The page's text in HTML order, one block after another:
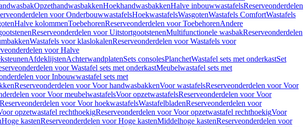
OpzethandwasbakkenHoekhandwasbakkenHalve inbouwwastafelsReserveonderdelen
voor OnderbouwwastafelsHoekwastafelsWasgotenWastafels ComfortWastafels
Halve kolommenToebehorenReserveonderdelen voor ToebehorenAndere
Reserveonderdelen voor UitstortgootstenenMultifunctionele wasbakReserveonderdelen
Wastafels voor klaslokalenReserveonderdelen voor Wastafels voor
voor Halve
AfdeklijstenAchterwandplatenSets consolesPlanchetWastafel sets met onderkastSet
voor Wastafel sets met onderkastMeubelwastafel sets met
voor Inbouwwastafel sets met
Reserveonderdelen voor Voor handwasbakkenVoor wastafelsReserveonderdelen voor Voor
voor Voor meubelwastafelsVoor opzetwastafelsReserveonderdelen voor Voor
Reserveonderdelen voor Voor hoekwastafelsWastafelbladenReserveonderdelen voor
opzetwastafel rechthoekigReserveonderdelen voor Voor opzetwastafel rechthoekigVoor
Hoge kastenReserveonderdelen voor Hoge kastenMiddelhoge kastenReserveonderdelen voor